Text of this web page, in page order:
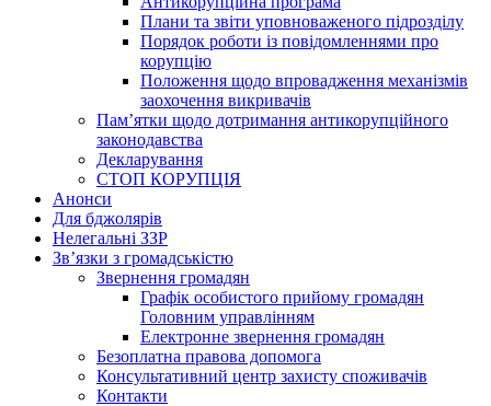
Плани та звіти уповноваженого підрозділу
Порядок роботи із повідомленнями про
корупцію
Положення щодо впровадження механізмів
заохочення викривачів
Пам’ятки щодо дотримання антикорупційного
законодавства
Декларування
СТОП КОРУПЦІЯ
Анонси
Для бджолярів
Нелегальні ЗЗР
Зв’язки з громадськістю
Звернення громадян
Графік особистого прийому громадян
Головним управлінням
Електронне звернення громадян
Безоплатна правова допомога
Консультативний центр захисту споживачів
Контакти